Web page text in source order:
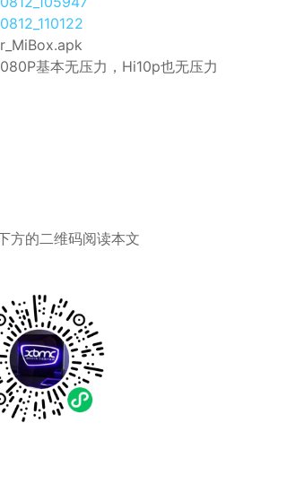
基本无压力，Hi10p也无压力
方的二维码阅读本文